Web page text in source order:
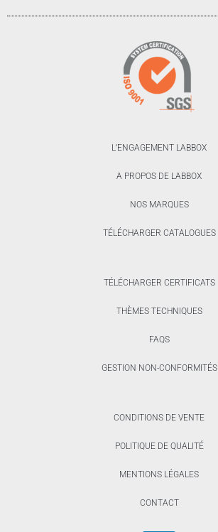
L’ENGAGEMENT LABBOX
A PROPOS DE LABBOX
NOS MARQUES
TÉLÉCHARGER CATALOGUES
TÉLÉCHARGER CERTIFICATS
THÈMES TECHNIQUES
FAQS
GESTION NON-CONFORMITÉS
CONDITIONS DE VENTE
POLITIQUE DE QUALITÉ
MENTIONS LÉGALES
CONTACT